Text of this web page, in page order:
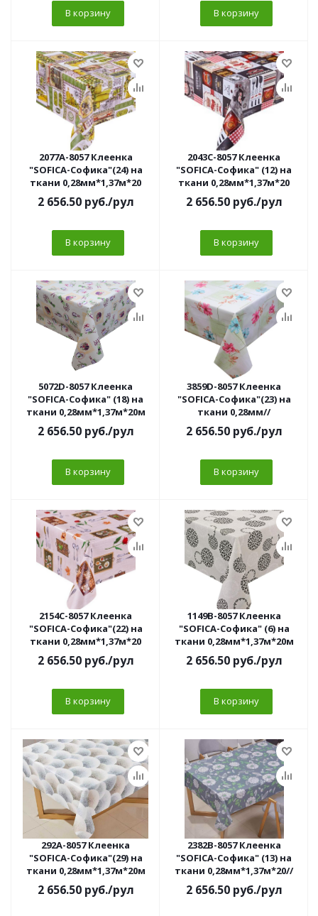
В корзину В корзину
2077A-8057 Клеенка
"SOFICA-Софика"(24) на
ткани 0,28мм*1,37м*20
2 656.50руб./рул
В корзину
2043C-8057 Клеенка
"SOFICA-Софика" (12) на
ткани 0,28мм*1,37м*20
2 656.50руб./рул
В корзину
5072D-8057 Клеенка
"SOFICA-Софика" (18) на
ткани 0,28мм*1,37м*20м
2 656.50руб./рул
В корзину
3859D-8057 Клеенка
"SOFICA-Софика"(23) на
ткани 0,28мм//
2 656.50руб./рул
В корзину
2154C-8057 Клеенка
"SOFICA-Софика"(22) на
ткани 0,28мм*1,37м*20
2 656.50руб./рул
В корзину
1149B-8057 Клеенка
"SOFICA-Софика" (6) на
ткани 0,28мм*1,37м*20м
2 656.50руб./рул
В корзину
292A-8057 Клеенка
"SOFICA-Софика"(29) на
ткани 0,28мм*1,37м*20м
2 656.50руб./рул
2382B-8057 Клеенка
"SOFICA-Софика" (13) на
ткани 0,28мм*1,37м*20//
2 656.50руб./рул